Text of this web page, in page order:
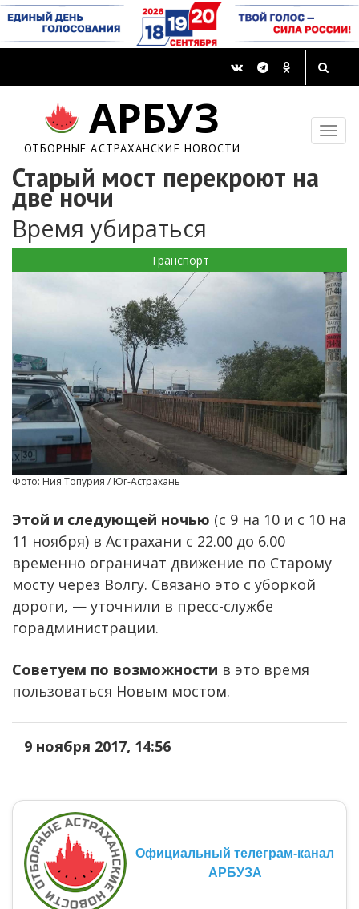
АРБУЗ
ОТБОРНЫЕ АСТРАХАНСКИЕ НОВОСТИ
Старый мост перекроют на
две ночи
Время убираться
Транспорт
Фото: Ния Топурия / Юг-Астрахань
Этой и следующей ночью (с 9 на 10 и с 10 на
11 ноября) в Астрахани с 22.00 до 6.00
временно ограничат движение по Старому
мосту через Волгу. Связано это с уборкой
дороги, — уточнили в пресс-службе
горадминистрации.
Советуем по возможности в это время
пользоваться Новым мостом.
9 ноября 2017, 14:56
Официальный телеграм-канал
АРБУЗА